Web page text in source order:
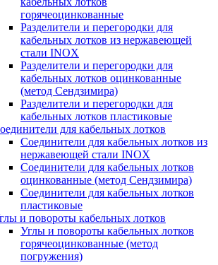
горячеоцинкованные
Разделители и перегородки для
кабельных лотков из нержавеющей
стали INOX
Разделители и перегородки для
кабельных лотков оцинкованные
(метод Сендзимира)
Разделители и перегородки для
кабельных лотков пластиковые
для кабельных лотков
Соединители для кабельных лотков из
нержавеющей стали INOX
Соединители для кабельных лотков
оцинкованные (метод Сендзимира)
Соединители для кабельных лотков
пластиковые
и повороты кабельных лотков
Углы и повороты кабельных лотков
горячеоцинкованные (метод
погружения)